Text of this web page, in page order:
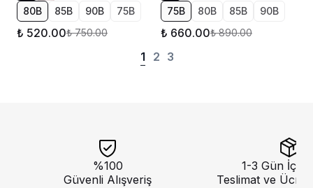
80B 85B 90B 75B
₺ 520.00₺ 750.00
75B 80B 85B 90B
₺ 660.00₺ 890.00
1 2 3
%100
Güvenli Alışveriş
1-3 Gün
Teslimat ve